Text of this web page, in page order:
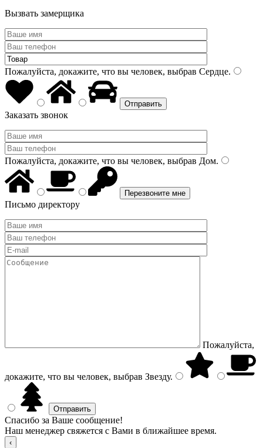
Вызвать замерщика
Пожалуйста, докажите, что вы человек, выбрав Сердце.
Заказать звонок
Пожалуйста, докажите, что вы человек, выбрав Дом.
Письмо директору
Пожалуйста,
докажите, что вы человек, выбрав Звезду.
Спасибо за Ваше сообщение!
Наш менеджер свяжется с Вами в ближайшее время.